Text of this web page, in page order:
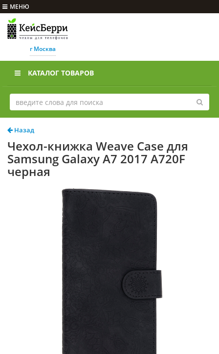
МЕНЮ
г Москва
КАТАЛОГ ТОВАРОВ
Назад
Чехол-книжка Weave Case для
Samsung Galaxy A7 2017 A720F
черная